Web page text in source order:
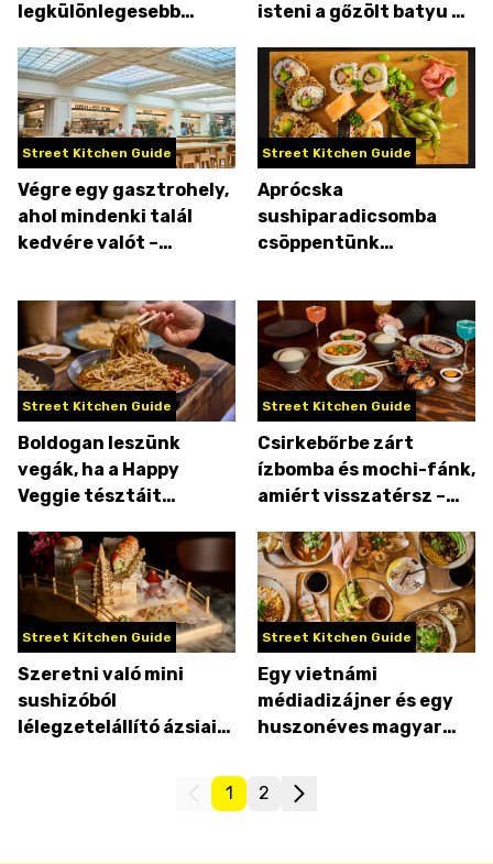
legkülönlegesebb
isteni a gőzölt batyu és
Street Kitchen Guide
Végre egy gasztrohely,
ahol mindenki talál
kedvére valót –
Marketet!
Street Kitchen Guide
Aprócska
sushiparadicsomba
csöppentünk
Street Kitchen Guide
Boldogan leszünk
vegák, ha a Happy
Veggie tésztáit
Street Kitchen Guide
Csirkebőrbe zárt
ízbomba és mochi-fánk,
amiért visszatérsz –
Bistróba!
Street Kitchen Guide
Szeretni való mini
sushizóból
lélegzetelállító ázsiai
Street Kitchen Guide
Egy vietnámi
médiadizájner és egy
huszonéves magyar
éttermében jártunk
1 2